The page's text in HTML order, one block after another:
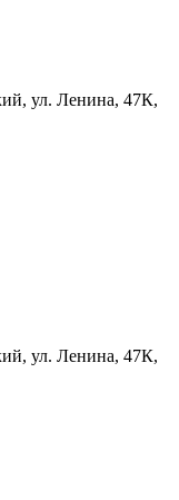
ул. Ленина, 47К,
ул. Ленина, 47К,